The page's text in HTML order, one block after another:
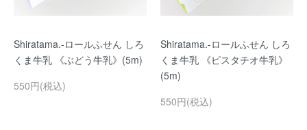
Shiratama.-ロールふせん しろ
くま牛乳 《ぶどう牛乳》(5m)
550円(税込)
Shiratama.-ロールふせん しろ
くま牛乳 《ピスタチオ牛乳》
(5m)
550円(税込)